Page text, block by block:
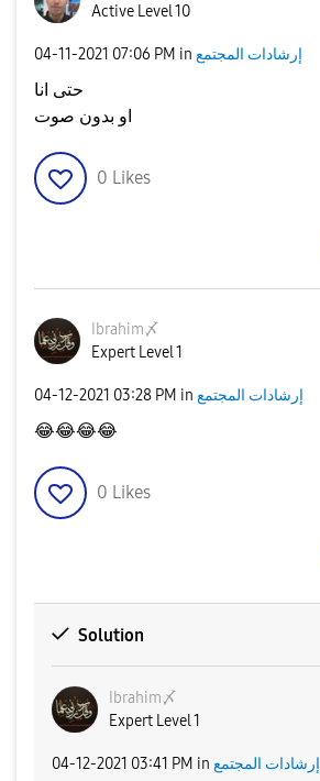
Active Level 10
‎04-11-2021 07:06 PM in إرشادات المجتمع
حتى انا
او بدون صوت
0 Likes
Ibrahim〆
Expert Level 1
‎04-12-2021 03:28 PM in إرشادات المجتمع
😂😂😂😂
0 Likes
Solution
Ibrahim〆
Expert Level 1
‎04-12-2021 03:41 PM in إرشادات المجتمع